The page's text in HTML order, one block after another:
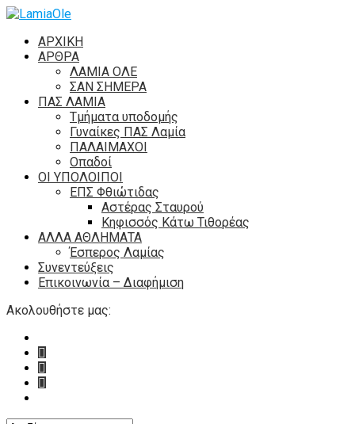
ΑΡΧΙΚΗ
ΑΡΘΡΑ
ΛΑΜΙΑ ΟΛΕ
ΣΑΝ ΣΗΜΕΡΑ
ΠΑΣ ΛΑΜΙΑ
Τμήματα υποδομής
Γυναίκες ΠΑΣ Λαμία
ΠΑΛΑΙΜΑΧΟΙ
Οπαδοί
ΟΙ ΥΠΟΛΟΙΠΟΙ
ΕΠΣ Φθιώτιδας
Αστέρας Σταυρού
Κηφισσός Κάτω Τιθορέας
ΑΛΛΑ ΑΘΛΗΜΑΤΑ
Έσπερος Λαμίας
Συνεντεύξεις
Επικοινωνία – Διαφήμιση
Ακολουθήστε μας: